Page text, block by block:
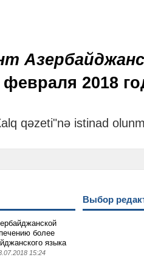
февраля 2018
qəzeti"nə istinad
более
языка
15:24
Выбор